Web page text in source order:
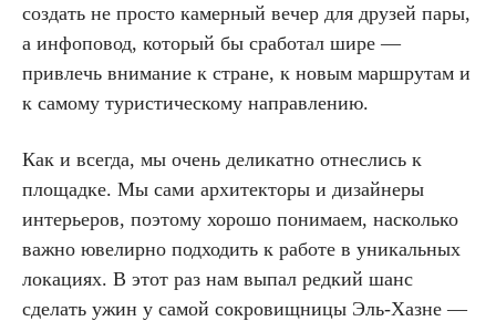
создать не просто камерный вечер для друзей пары,
а инфоповод, который бы сработал шире —
привлечь внимание к стране, к новым маршрутам и
к самому туристическому направлению.
Как и всегда, мы очень деликатно отнеслись к
площадке. Мы сами архитекторы и дизайнеры
интерьеров, поэтому хорошо понимаем, насколько
важно ювелирно подходить к работе в уникальных
локациях. В этот раз нам выпал редкий шанс
сделать ужин у самой сокровищницы Эль-Хазне —